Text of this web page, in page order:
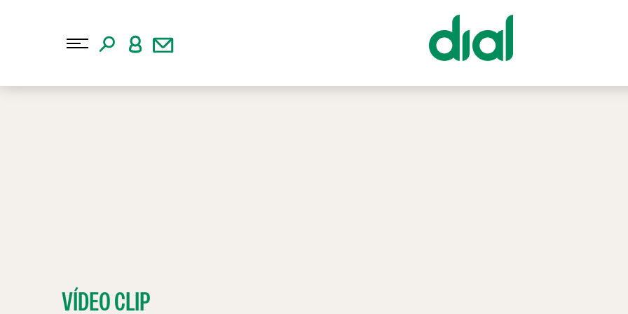
VÍDEO CLIP